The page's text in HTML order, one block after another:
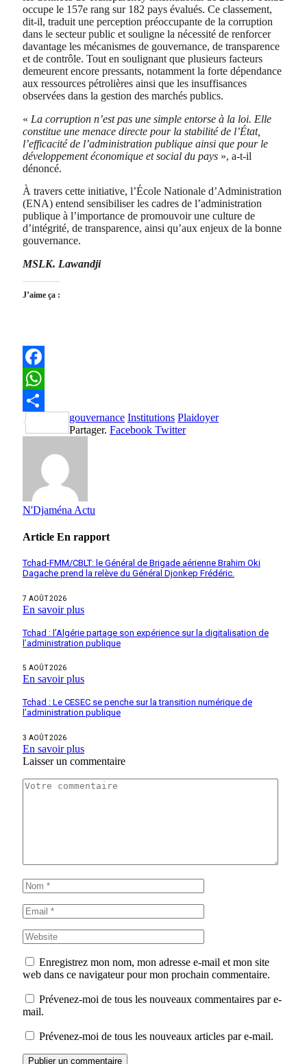
occupe le 157e rang sur 182 pays évalués. Ce classement,
dit-il, traduit une perception préoccupante de la corruption
dans le secteur public et souligne la nécessité de renforcer
davantage les mécanismes de gouvernance, de transparence
et de contrôle. Tout en soulignant que plusieurs facteurs
demeurent encore pressants, notamment la forte dépendance
aux ressources pétrolières ainsi que les insuffisances
observées dans la gestion des marchés publics.
« La corruption n’est pas une simple entorse à la loi. Elle
constitue une menace directe pour la stabilité de l’État,
l’efficacité de l’administration publique ainsi que pour le
développement économique et social du pays », a-t-il
dénoncé.
À travers cette initiative, l’École Nationale d’Administration
(ENA) entend sensibiliser les cadres de l’administration
publique à l’importance de promouvoir une culture de
d’intégrité, de transparence, ainsi qu’aux enjeux de la bonne
gouvernance.
MSLK. Lawandji
J’aime ça :
Facebook
WhatsApp
Partager
gouvernance Institutions Plaidoyer
Partager. Facebook Twitter
N'Djaména Actu
Article En rapport
Tchad-FMM/CBLT: le Général de Brigade aérienne Brahim Oki
Dagache prend la relève du Général Djonkep Frédéric.
7 AOÛT 2026
En savoir plus
Tchad : l’Algérie partage son expérience sur la digitalisation de
l’administration publique
5 AOÛT 2026
En savoir plus
Tchad : Le CESEC se penche sur la transition numérique de
l’administration publique
3 AOÛT 2026
En savoir plus
Laisser un commentaire
Enregistrez mon nom, mon adresse e-mail et mon site
web dans ce navigateur pour mon prochain commentaire.
Prévenez-moi de tous les nouveaux commentaires par e-
mail.
Prévenez-moi de tous les nouveaux articles par e-mail.